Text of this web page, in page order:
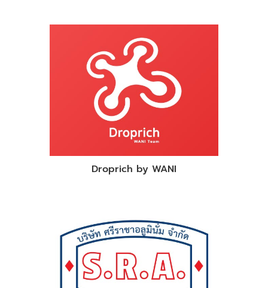
Droprich by WANI